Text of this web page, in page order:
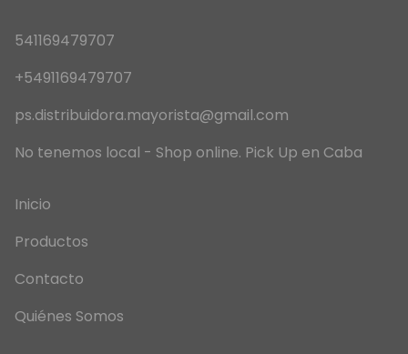
541169479707
+5491169479707
ps.distribuidora.mayorista@gmail.com
No tenemos local - Shop online. Pick Up en Caba
Inicio
Productos
Contacto
Quiénes Somos